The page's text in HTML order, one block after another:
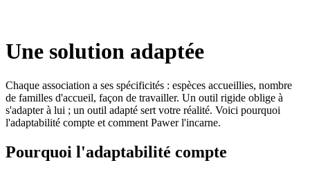
Une solution adaptée
Chaque association a ses spécificités : espèces accueillies, nombre
de familles d'accueil, façon de travailler. Un outil rigide oblige à
s'adapter à lui ; un outil adapté sert votre réalité. Voici pourquoi
l'adaptabilité compte et comment Pawer l'incarne.
Pourquoi l'adaptabilité compte